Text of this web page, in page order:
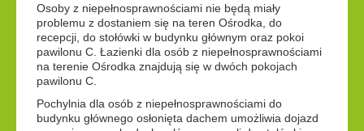
Osoby z niepełnosprawnościami nie będą miały
problemu z dostaniem się na teren Ośrodka, do
recepcji, do stołówki w budynku głównym oraz pokoi
pawilonu C. Łazienki dla osób z niepełnosprawnościami
na terenie Ośrodka znajdują się w dwóch pokojach
pawilonu C.
Pochylnia dla osób z niepełnosprawnościami do
budynku głównego osłonięta dachem umożliwia dojazd